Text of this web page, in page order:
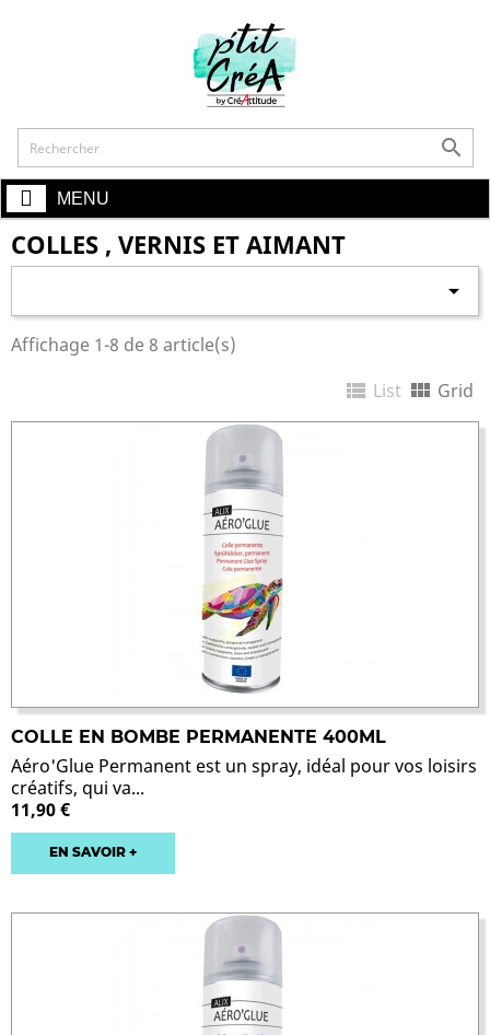

MENU
COLLES , VERNIS ET AIMANT

Affichage 1-8 de 8 article(s)
 Grid
 List
COLLE EN BOMBE PERMANENTE 400ML
Aéro'Glue Permanent est un spray, idéal pour vos loisirs
créatifs, qui va...
11,90 €
EN SAVOIR +